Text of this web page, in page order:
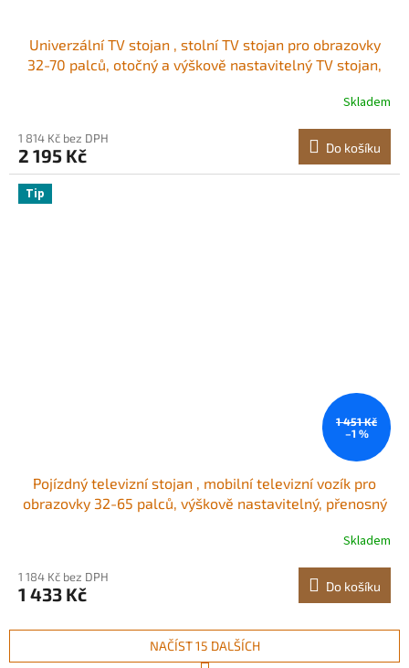
Univerzální TV stojan , stolní TV stojan pro obrazovky
32-70 palců, otočný a výškově nastavitelný TV stojan,
obývacího pokoje, ložnice, MAX VESA 600 x 400 mm
Skladem
1 814 Kč bez DPH
2 195 Kč Do košíku
Tip
1 451 Kč
–1 %
Pojízdný televizní stojan , mobilní televizní vozík pro
obrazovky 32-65 palců, výškově nastavitelný, přenosný
obývací pokoj, ložnici, kancelář, venkovní použití, max.
Skladem
1 184 Kč bez DPH
1 433 Kč Do košíku
NAČÍST 15 DALŠÍCH